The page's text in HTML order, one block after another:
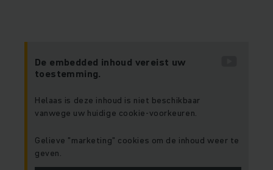
De embedded inhoud vereist uw
toestemming.
Helaas is deze inhoud is niet beschikbaar
vanwege uw huidige cookie-voorkeuren.
Gelieve "marketing" cookies om de inhoud weer te
geven.